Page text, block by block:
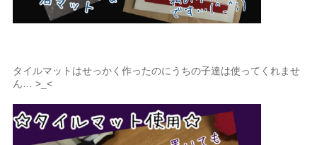
タイルマットはせっかく作ったのにうちの子達は使ってくれませ
ん… >_<